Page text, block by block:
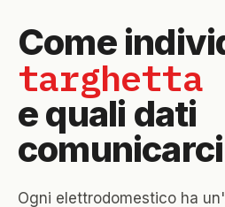
Come
targhetta
e quali dati
Ogni elettrodomestico ha